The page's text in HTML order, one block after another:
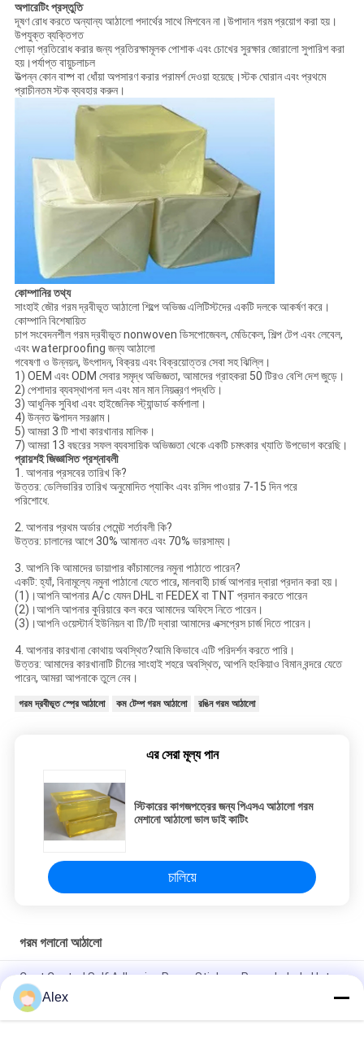
অপারেটিং প্রস্তুতি
দূষণ রোধ করতে অন্যান্য আঠালো পদার্থের সাথে মিশবেন না।উপাদান গরম প্রয়োগ করা হয়।
উপযুক্ত ব্যক্তিগত
পোড়া প্রতিরোধ করার জন্য প্রতিরক্ষামূলক পোশাক এবং চোখের সুরক্ষার জোরালো সুপারিশ করা
হয়।পর্যাপ্ত বায়ুচলাচল
উত্পন্ন কোন বাষ্প বা ধোঁয়া অপসারণ করার পরামর্শ দেওয়া হয়েছে।স্টক ঘোরান এবং প্রথমে
প্রাচীনতম স্টক ব্যবহার করুন।
কোম্পানির তথ্য
সাংহাই জৌর গরম দ্রবীভূত আঠালো শিল্পে অভিজ্ঞ এলিটিস্টদের একটি দলকে আকর্ষণ করে।
কোম্পানি বিশেষায়িত
চাপ সংবেদনশীল গরম দ্রবীভূত nonwoven ডিসপোজেবল, মেডিকেল, শিল্প টেপ এবং লেবেল,
এবং waterproofing জন্য আঠালো
গবেষণা ও উন্নয়ন, উৎপাদন, বিক্রয় এবং বিক্রয়োত্তর সেবা সহ ঝিল্লি।
1) OEM এবং ODM সেবার সমৃদ্ধ অভিজ্ঞতা, আমাদের গ্রাহকরা 50 টিরও বেশি দেশ জুড়ে।
2) পেশাদার ব্যবস্থাপনা দল এবং মান মান নিয়ন্ত্রণ পদ্ধতি।
3) আধুনিক সুবিধা এবং হাইজেনিক স্ট্যান্ডার্ড কর্মশালা।
4) উন্নত উত্পাদন সরঞ্জাম।
5) আমরা 3 টি শাখা কারখানার মালিক।
7) আমরা 13 বছরের সফল ব্যবসায়িক অভিজ্ঞতা থেকে একটি চমৎকার খ্যাতি উপভোগ করেছি।
প্রায়শই জিজ্ঞাসিত প্রশ্নাবলী
1. আপনার প্রসবের তারিখ কি?
উত্তর: ডেলিভারির তারিখ অনুমোদিত প্যাকিং এবং রসিদ পাওয়ার 7-15 দিন পরে
পরিশোধে.
2. আপনার প্রথম অর্ডার পেমেন্ট শর্তাবলী কি?
উত্তর: চালানের আগে 30% আমানত এবং 70% ভারসাম্য।
3. আপনি কি আমাদের ডায়াপার কাঁচামালের নমুনা পাঠাতে পারেন?
একটি: হ্যাঁ, বিনামূল্যে নমুনা পাঠানো যেতে পারে, মালবাহী চার্জ আপনার দ্বারা প্রদান করা হয়।
(1)।আপনি আপনার A/c যেমন DHL বা FEDEX বা TNT প্রদান করতে পারেন
(2)।আপনি আপনার কুরিয়ারে কল করে আমাদের অফিসে নিতে পারেন।
(3)।আপনি ওয়েস্টার্ন ইউনিয়ন বা টি/টি দ্বারা আমাদের এক্সপ্রেস চার্জ দিতে পারেন।
4. আপনার কারখানা কোথায় অবস্থিত?আমি কিভাবে এটি পরিদর্শন করতে পারি।
উত্তর: আমাদের কারখানাটি চীনের সাংহাই শহরে অবস্থিত, আপনি হংকিয়াও বিমান বন্দরে যেতে
পারেন, আমরা আপনাকে তুলে নেব।
গরম দ্রবীভূত স্প্রে আঠালো কম টেম্প গরম আঠালো রঙিন গরম আঠালো
এর সেরা মূল্য পান
স্টিকারের কাগজপত্রের জন্য পিএসএ আঠালো গরম
মেশানো আঠালো ভাল ডাই কাটিং
চালিয়ে
গরম গলানো আঠালো
Cast Coated Self Adhesive Paper Stickers Paper Labels Hot
Melt Glue
Skin care safe Raw Materials For Baby Diapers Use Elastic Hot
Alex